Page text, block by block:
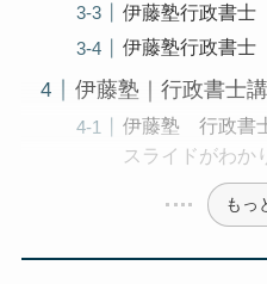
伊藤塾行政書
伊藤塾行政書
伊藤塾｜行政書士
伊藤塾 行政書
スライドがわか
もっ